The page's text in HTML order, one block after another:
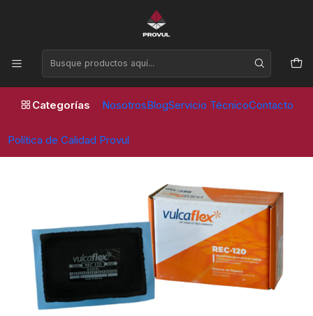
Categorías NosotrosBlogServicio TécnicoContacto
Política de Calidad Provul
Horario de atención Lunes a Viernes de 09:00 a 17:30 horas
Inicio Parches